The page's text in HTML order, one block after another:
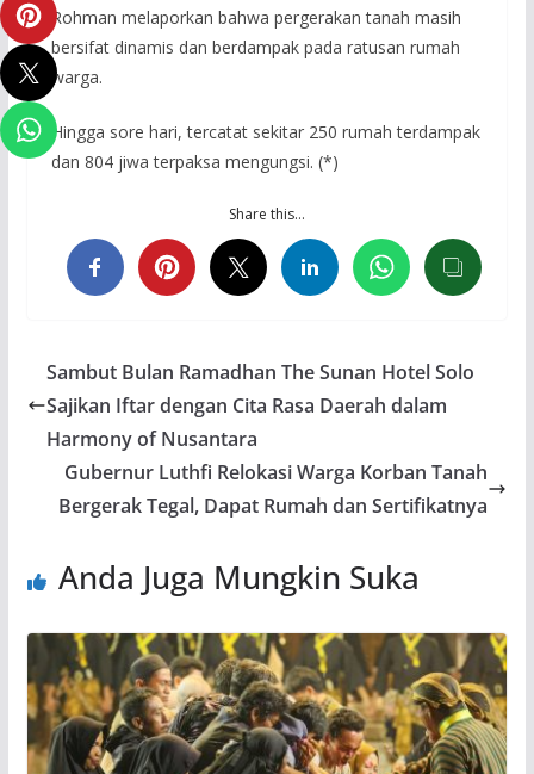
Rohman melaporkan bahwa pergerakan tanah masih
bersifat dinamis dan berdampak pada ratusan rumah
warga.
Hingga sore hari, tercatat sekitar 250 rumah terdampak
dan 804 jiwa terpaksa mengungsi. (*)
Share this…
Sambut Bulan Ramadhan The Sunan Hotel Solo
Sajikan Iftar dengan Cita Rasa Daerah dalam
Harmony of Nusantara
Gubernur Luthfi Relokasi Warga Korban Tanah
Bergerak Tegal, Dapat Rumah dan Sertifikatnya
Anda Juga Mungkin Suka